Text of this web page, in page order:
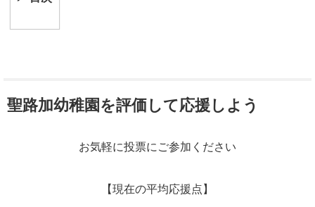
聖路加幼稚園を評価して応援しよう
お気軽に投票にご参加ください
【現在の平均応援点】